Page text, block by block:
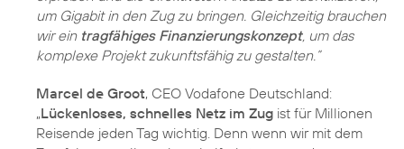
um Gigabit in den Zug zu bringen. Gleichzeitig brauchen
wir ein tragfähiges Finanzierungskonzept, um das
komplexe Projekt zukunftsfähig zu gestalten.”
Marcel de Groot, CEO Vodafone Deutschland:
„Lückenloses, schnelles Netz im Zug ist für Millionen
Reisende jeden Tag wichtig. Denn wenn wir mit dem